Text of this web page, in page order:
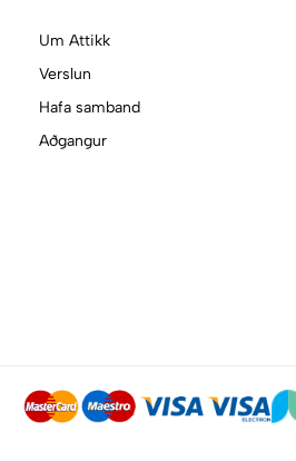
Um Attikk
Verslun
Hafa samband
Aðgangur